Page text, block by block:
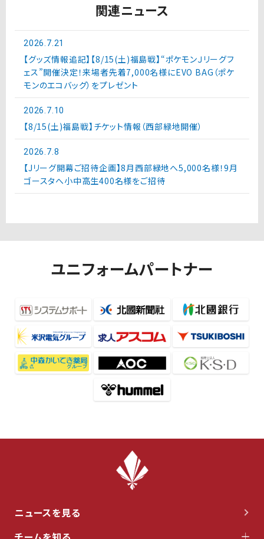
関連ニュース
2026.7.21
【グッズ情報追記】【8/15(土)福島戦】“ポケモンＪリーグフ
ェス”開催決定！来場者先着7,000名様にEVO BAG（ポケ
モンのエコバッグ）をプレゼント
2026.7.10
【8/15(土)福島戦】チケット情報（西部緑地開催）
2026.7.8
【Jリーグ開幕ご招待企画】8月西部緑地へ5,000名様！9月
ゴースタへ小中高生400名様をご招待
ユニフォームパートナー
ニュースを見る